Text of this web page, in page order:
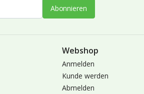
Abonnieren
Webshop
Anmelden
Kunde werden
Abmelden